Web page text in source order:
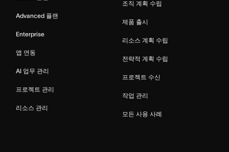
Advanced 플랜
Enterprise
앱 연동
AI 업무 관리
프로젝트 관리
리소스 관리
조직 계획 수립
제품 출시
리소스 계획 수립
전략적 계획 수립
프로젝트 수신
작업 관리
모든 사용 사례